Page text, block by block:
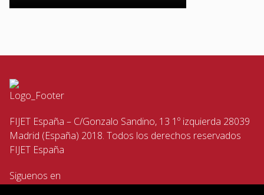
FIJET España – C/Gonzalo Sandino, 13 1º izquierda 28039
Madrid (España) 2018. Todos los derechos reservados
FIJET España
Siguenos en